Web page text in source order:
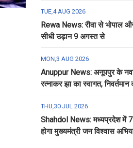
TUE,4 AUG 2026
Rewa News: रीवा से भोपाल
सीधी उड़ान 9 अगस्त से
MON,3 AUG 2026
Anuppur News: अनूपपुर के
रत्नाकर झा का स्वागत,
पंचोली को दी गई विदाई
THU,30 JUL 2026
Shahdol News: मध्यप्रदेश में
होगा मुख्यमंत्री जन विश्वास